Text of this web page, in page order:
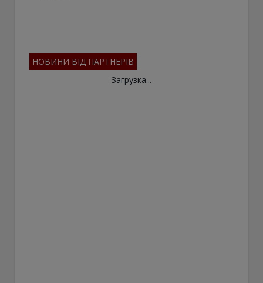
НОВИНИ ВІД ПАРТНЕРІВ
Загрузка...